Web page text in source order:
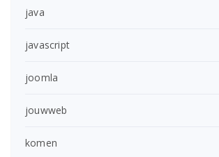
java
javascript
joomla
jouwweb
komen